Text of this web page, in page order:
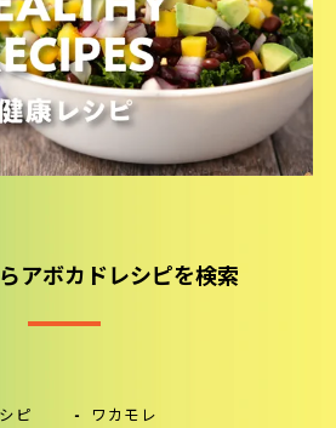
アボカドレシピを検索
ピ ワカモレ